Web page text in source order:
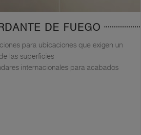
DE FUEGO
para ubicaciones que exigen un
las superficies
internacionales para acabados